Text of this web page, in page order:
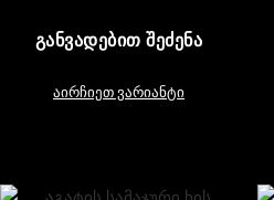
ᲒᲐᲜᲕᲐᲓᲔᲑᲘᲗ ᲨᲔᲫᲔᲜᲐ
აირჩიეთ ვარიანტი